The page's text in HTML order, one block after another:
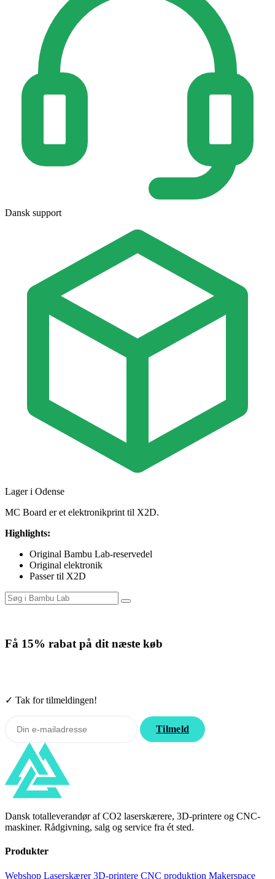
Dansk support
Lager i Odense
MC Board er et elektronikprint til X2D.
Highlights:
Original Bambu Lab-reservedel
Original elektronik
Passer til X2D
Få 15% rabat på dit næste køb
✓ Tak for tilmeldingen!
Tilmeld
Dansk totalleverandør af CO2 laserskærere, 3D-printere og CNC-
maskiner. Rådgivning, salg og service fra ét sted.
Produkter
Webshop Laserskærer 3D-printere CNC produktion Makerspace